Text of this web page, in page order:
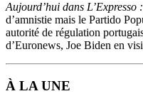
Aujourd’hui dans L’Expresso :
d’amnistie mais le Partido
autorité de régulation
d’Euronews, Joe Biden en
À LA UNE